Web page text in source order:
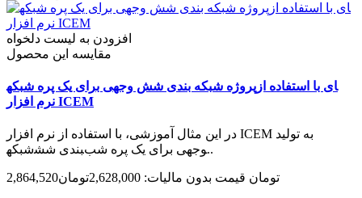
افزودن به لیست دلخواه
مقایسه این محصول
پروژه شبکه بندی شش وجهی برای یک پره شبکه‎ای با استفاده از
نرم افزار ICEM
در این مثال آموزشی، با استفاده از نرم افزار ICEM به تولید
شبکه‎بندی شش‎وجهی برای یک پره شب..
2,864,520تومان قیمت بدون مالیات: 2,628,000تومان